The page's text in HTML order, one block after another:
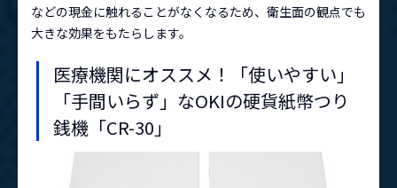
などの現金に触れることがなくなるため、衛生面の観点でも
大きな効果をもたらします。
医療機関にオススメ！「使いやすい」
「手間いらず」なOKIの硬貨紙幣つり
銭機「CR-30」